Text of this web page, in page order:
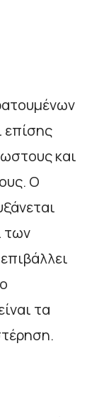
επίσης
και
Ο
των
τα